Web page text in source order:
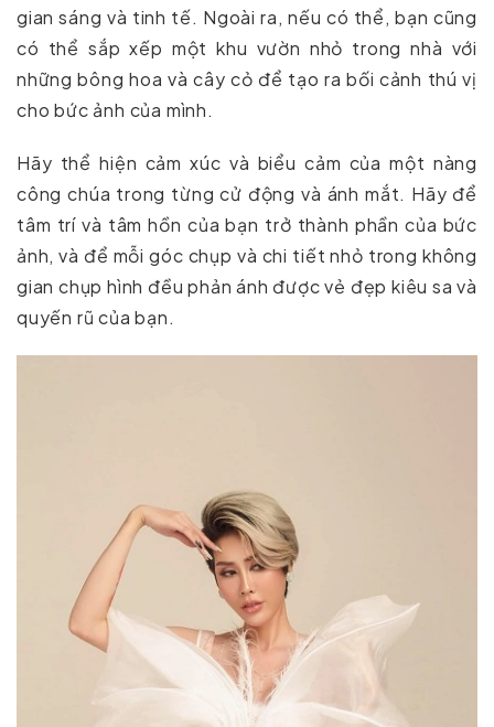
gian sáng và tinh tế. Ngoài ra, nếu có thể, bạn cũng
có thể sắp xếp một khu vườn nhỏ trong nhà với
những bông hoa và cây cỏ để tạo ra bối cảnh thú vị
cho bức ảnh của mình.
Hãy thể hiện cảm xúc và biểu cảm của một nàng
công chúa trong từng cử động và ánh mắt. Hãy để
tâm trí và tâm hồn của bạn trở thành phần của bức
ảnh, và để mỗi góc chụp và chi tiết nhỏ trong không
gian chụp hình đều phản ánh được vẻ đẹp kiêu sa và
quyến rũ của bạn.